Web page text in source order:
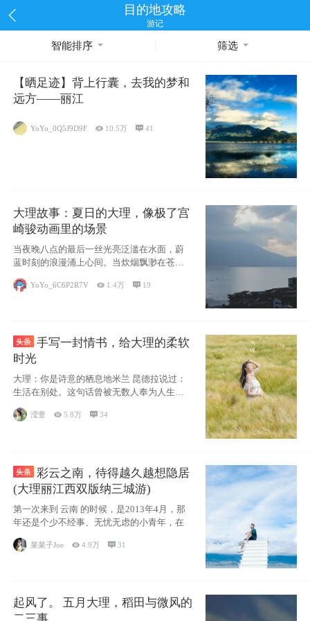
目的地攻略
游记
智能排序 筛选
【晒足迹】背上行囊，去我的梦和
远方——丽江
YoYo_0Q5J9D9F  10.5万 41
大理故事：夏日的大理，像极了宫
崎骏动画里的场景
当夜晚八点的最后一丝光亮泛滥在水面，蔚
蓝时刻的浪漫涌上心间。当炊烟飘渺在苍山
YoYo_6C6P2R7V  1.4万  19
手写一封情书，给大理的柔软
时光
大理：你是诗意的栖息地米兰 昆德拉说过：
生活在别处。这句话曾被无数人奉为人生信
条，并
滢萱 5.8万 34
彩云之南，待得越久越想隐居
(大理丽江西双版纳三城游)
第一次来到 云南 的时候，是2013年4月，那
年还是个少不经事、无忧无虑的小青年，在
菜菜子Joe 4.9万  31
起风了。 五月大理，稻田与微风的